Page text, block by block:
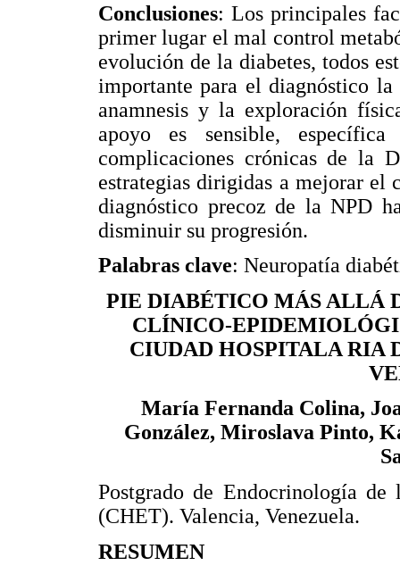
Conclusiones: Los principales
primer lugar el mal control
evolución de la diabetes, todos
importante para el diagnóstico
anamnesis y la exploración
apoyo es sensible,
complicaciones crónicas de la
estrategias dirigidas a mejorar
diagnóstico precoz de la NPD
disminuir su progresión.
Palabras clave: Neuropatía
PIE DIABÉTICO MÁS ALLÁ
CLÍNICO-
CIUDAD HOSPITALA RIA
María Fernanda Colina,
González, Miroslava Pinto,
Postgrado de Endocrinología
(CHET). Valencia, Venezuela.
RESUMEN